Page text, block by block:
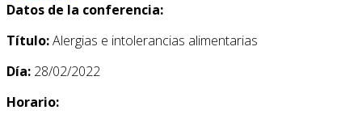
Datos de la conferencia:
Título:Alergias e intolerancias alimentarias
Día: 28/02/2022
Horario: